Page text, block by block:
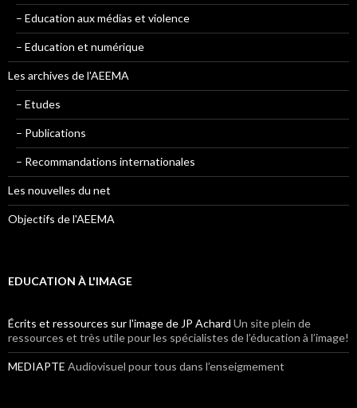
– Education aux médias et violence
– Education et numérique
Les archives de l'AEEMA
– Etudes
– Publications
– Recommandations internationales
Les nouvelles du net
Objectifs de l'AEEMA
EDUCATION À L'IMAGE
Écrits et ressources sur l'image de JP Achard Un site plein de
ressources et très utile pour les spécialistes de l’éducation à l’image!
MEDIAPTE Audiovisuel pour tous dans l’enseigmement